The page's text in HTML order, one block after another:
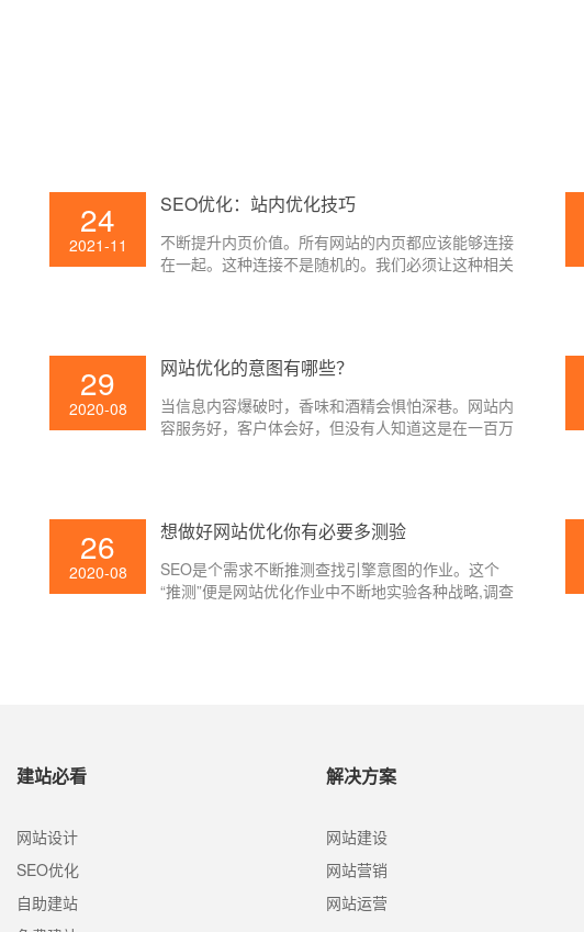
24
2021-11
SEO优化：站内优化技巧
不断提升内页价值。所有网站的内页都应该能够连接
在一起。这种连接不是随机的。我们必须让这种相关
29
2020-08
网站优化的意图有哪些？
当信息内容爆破时，香味和酒精会惧怕深巷。网站内
容服务好，客户体会好，但没有人知道这是在一百万
26
2020-08
想做好网站优化你有必要多测验
SEO是个需求不断推测查找引擎意图的作业。这个
“推测”便是网站优化作业中不断地实验各种战略,调查
建站必看
网站设计
SEO优化
自助建站
解决方案
网站建设
网站营销
网站运营